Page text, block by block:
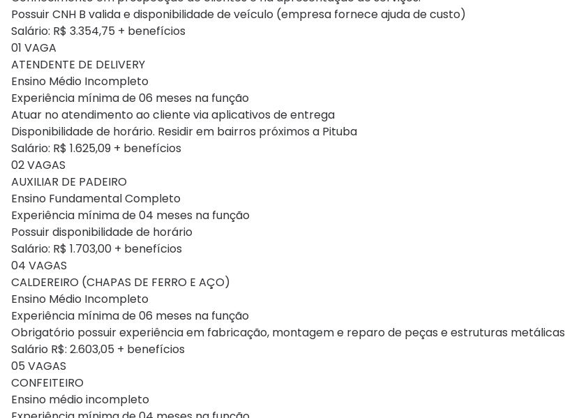
Possuir CNH B valida e disponibilidade de veículo (empresa fornece ajuda de custo)
Salário: R$ 3.354,75 + benefícios
01 VAGA
ATENDENTE DE DELIVERY
Ensino Médio Incompleto
Experiência mínima de 06 meses na função
Atuar no atendimento ao cliente via aplicativos de entrega
Disponibilidade de horário. Residir em bairros próximos a Pituba
Salário: R$ 1.625,09 + benefícios
02 VAGAS
AUXILIAR DE PADEIRO
Ensino Fundamental Completo
Experiência mínima de 04 meses na função
Possuir disponibilidade de horário
Salário: R$ 1.703,00 + benefícios
04 VAGAS
CALDEREIRO (CHAPAS DE FERRO E AÇO)
Ensino Médio Incompleto
Experiência mínima de 06 meses na função
Obrigatório possuir experiência em fabricação, montagem e reparo de peças e estruturas metálicas
Salário R$: 2.603,05 + benefícios
05 VAGAS
CONFEITEIRO
Ensino médio incompleto